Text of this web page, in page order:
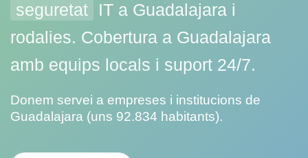
seguretat
IT a Guadalajara i
rodalies. Cobertura a Guadalajara
amb equips locals i suport 24/7.
Donem servei a empreses i institucions de
Guadalajara (uns 92.834 habitants).